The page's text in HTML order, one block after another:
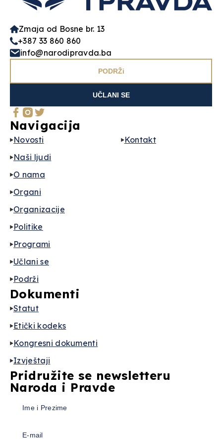
Zmaja od Bosne br. 13
+387 33 860 860
info@narodipravda.ba
PODRŽi
UČLANI SE
Navigacija
Novosti
Naši ljudi
O nama
Organi
Organizacije
Politike
Programi
Učlani se
Podrži
Kontakt
Dokumenti
Statut
Etički kodeks
Kongresni dokumenti
Izvještaji
Pridružite se newsletteru
Naroda i Pravde